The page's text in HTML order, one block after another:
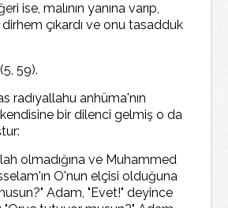
ise, malının yanına varıp,
çıkardı ve onu tasadduk
59).
radıyallahu anhüma'nın
kendisine bir dilenci gelmiş o da
olmadığına ve Muhammed
O'nun elçisi olduğuna
Adam, "Evet!" deyince